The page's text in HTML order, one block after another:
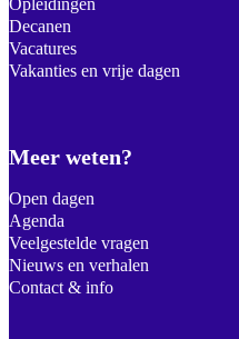
Opleidingen
Decanen
Vacatures
Vakanties en vrije dagen
Meer weten?
Open dagen
Agenda
Veelgestelde vragen
Nieuws en verhalen
Contact & info